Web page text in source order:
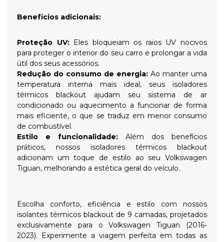
Benefícios adicionais:
Proteção UV:Eles bloqueiam os raios UV nocivos
para proteger o interior do seu carro e prolongar a vida
útil dos seus acessórios.
Redução do consumo de energia: Ao manter uma
temperatura interna mais ideal, seus isoladores
térmicos blackout ajudam seu sistema de ar
condicionado ou aquecimento a funcionar de forma
mais eficiente, o que se traduz em menor consumo
de combustível.
Estilo e funcionalidade: Além dos benefícios
práticos, nossos isoladores térmicos blackout
adicionam um toque de estilo ao seu Volkswagen
Tiguan, melhorando a estética geral do veículo.
Escolha conforto, eficiência e estilo com nossos
isolantes térmicos blackout de 9 camadas, projetados
exclusivamente para o Volkswagen Tiguan (2016-
2023). Experimente a viagem perfeita em todas as